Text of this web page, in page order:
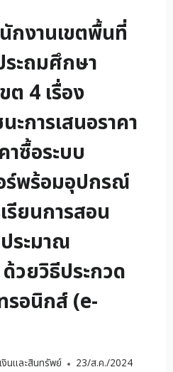
กงานเขตพื้นที่
ะถมศึกษา
ต 4 เรื่อง
ะการเสนอราคา
าซื้อระบบ
ร์พร้อมอุปกรณ์
รียนการสอน
ระมาณ
วยวิธีประกวด
รอนิกส์ (e-
งินและสินทรัพย์ 23/ส.ค./2024